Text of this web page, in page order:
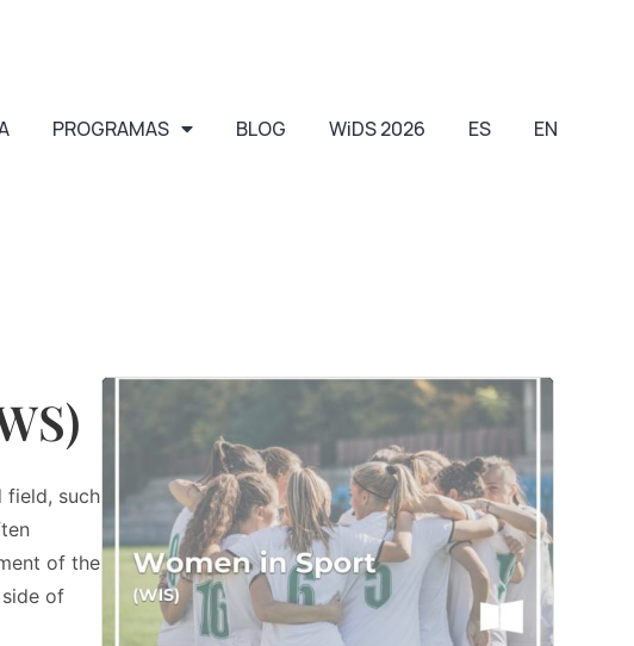
PROGRAMAS BLOG WiDS 2026 ES EN
field, such
of the
of